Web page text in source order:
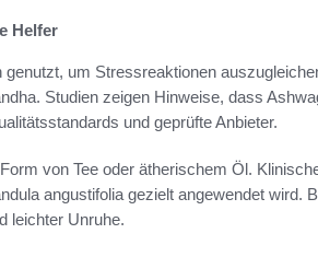
Helfer
um Stressreaktionen
Studien zeigen Hinweise, dass
und geprüfte Anbieter.
von Tee oder ätherischem Öl.
angustifolia gezielt angewendet wird.
leichter Unruhe.